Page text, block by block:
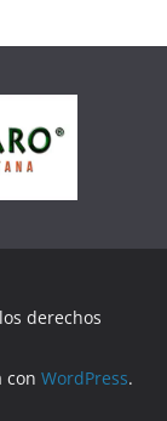
derechos
con WordPress.